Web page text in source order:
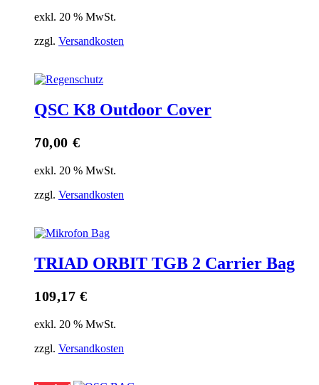
exkl. 20 % MwSt.
zzgl. Versandkosten
QSC K8 Outdoor Cover
70,00 €
exkl. 20 % MwSt.
zzgl. Versandkosten
TRIAD ORBIT TGB 2 Carrier Bag
109,17€
exkl. 20 % MwSt.
zzgl. Versandkosten